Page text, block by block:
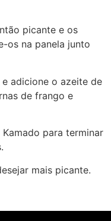
picante e os
os na panela junto
adicione o azeite de
de frango e
para terminar
mais picante.